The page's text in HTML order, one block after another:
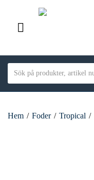
M
E
N
U
a
e
e
a
c
Hem / Foder / Tropical /